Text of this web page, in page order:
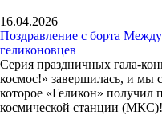
16.04.2026
Поздравление с борта
геликоновцев
Серия праздничных гала-
космос!» завершилась, и мы
которое «Геликон»
космической станции (МКС)!